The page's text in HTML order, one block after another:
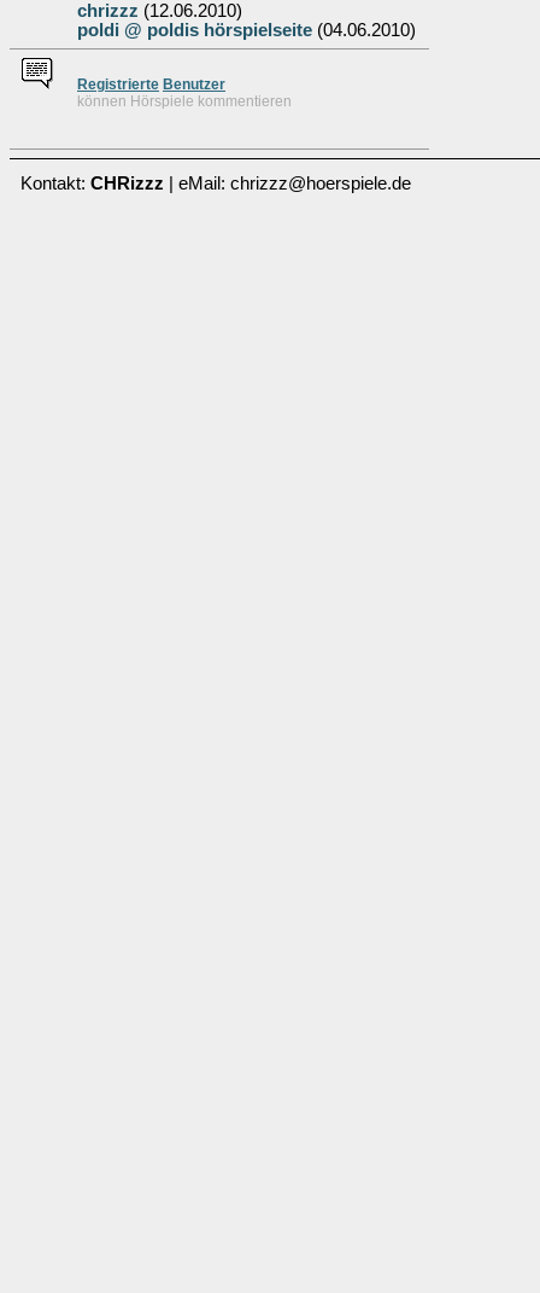
chrizzz (12.06.2010)
poldi @ poldis hörspielseite (04.06.2010)
Registrierte Benutzer
können Hörspiele kommentieren
Kontakt: CHRizzz | eMail: chrizzz@hoerspiele.de